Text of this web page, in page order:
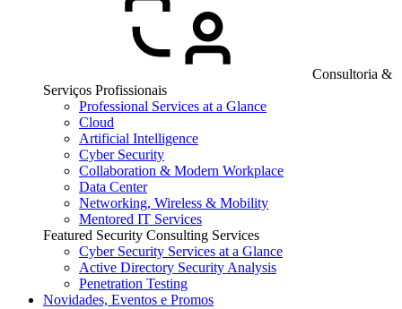
Consultoria &
Serviços Profissionais
Professional Services at a Glance
Cloud
Artificial Intelligence
Cyber Security
Collaboration & Modern Workplace
Data Center
Networking, Wireless & Mobility
Mentored IT Services
Featured Security Consulting Services
Cyber Security Services at a Glance
Active Directory Security Analysis
Penetration Testing
Novidades, Eventos e Promos